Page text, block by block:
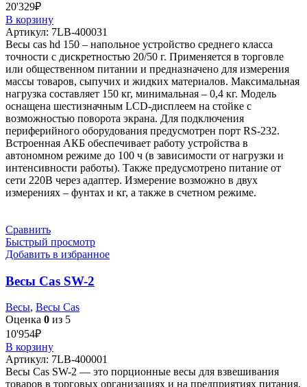
20'329₽
В корзину
Артикул: 7LB-400031
Весы cas hd 150 – напольное устройство среднего класса
точности с дискретностью 20/50 г. Применяется в торговле
или общественном питании и предназначено для измерения
массы товаров, сыпучих и жидких материалов. Максимальная
нагрузка составляет 150 кг, минимальная – 0,4 кг. Модель
оснащена шестизначным LCD-дисплеем на стойке с
возможностью поворота экрана. Для подключения
периферийного оборудования предусмотрен порт RS-232.
Встроенная АКБ обеспечивает работу устройства в
автономном режиме до 100 ч (в зависимости от нагрузки и
интенсивности работы). Также предусмотрено питание от
сети 220В через адаптер. Измерение возможно в двух
измерениях – фунтах и кг, а также в счетном режиме.
Сравнить
Быстрый просмотр
Добавить в избранное
Весы Cas SW-2
Весы, Весы Cas
Оценка 0 из 5
10'954₽
В корзину
Артикул: 7LB-400001
Весы Cas SW-2 — это порционные весы для взвешивания
товаров в торговых организациях и на предприятиях питания.